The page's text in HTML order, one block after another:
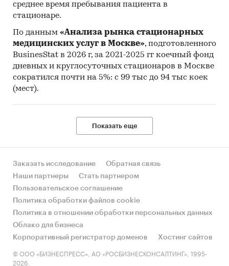
среднее время пребывания пациента в
стационаре.
По данным «Анализа рынка стационарных
медицинских услуг в Москве», подготовленного
BusinesStat в 2026 г, за 2021-2025 гг коечный фонд
дневных и круглосуточных стационаров в Москве
сократился почти на 5%: с 99 тыс до 94 тыс коек
(мест).
Показать еще
Заказать исследование
Обратная связь
Наши партнеры
Стать партнером
Пользовательское соглашение
Политика обработки файлов cookie
Политика в отношении обработки персональных данных
Облако для бизнеса
Корпоративный регистратор доменов
Хостинг сайтов
© ООО «БИЗНЕСПРЕСС», АО «РОСБИЗНЕСКОНСАЛТИНГ», 1995-
2026.